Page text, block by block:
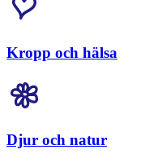
Kropp och hälsa
Djur och natur